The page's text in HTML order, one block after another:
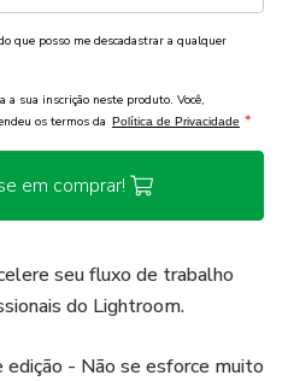
que posso me descadastrar a qualquer
a sua inscrição neste produto. Você,
os termos da Política de Privacidade *
em comprar!
seu fluxo de trabalho
do Lightroom.
- Não se esforce muito